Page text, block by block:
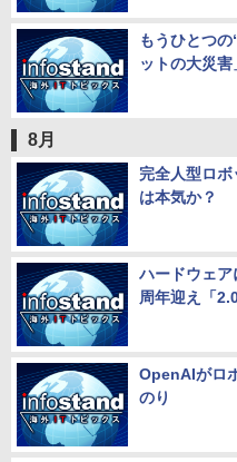
もうひとつ
ットの大災害
8月
完全人型ロ
は本気か？
ハードウェ
周年迎え「
OpenAIがロ
のり